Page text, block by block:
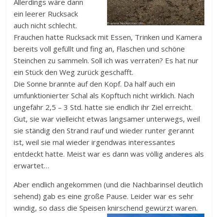
Allerdings wäre dann
ein leerer Rucksack
auch nicht schlecht.
Frauchen hatte Rucksack mit Essen, Trinken und Kamera
bereits voll gefüllt und fing an, Flaschen und schöne
Steinchen zu sammeln. Soll ich was verraten? Es hat nur
ein Stück den Weg zurück geschafft.
Die Sonne brannte auf den Kopf. Da half auch ein
umfunktionierter Schal als Kopftuch nicht wirklich. Nach
ungefähr 2,5 – 3 Std. hatte sie endlich ihr Ziel erreicht.
Gut, sie war vielleicht etwas langsamer unterwegs, weil
sie ständig den Strand rauf und wieder runter gerannt
ist, weil sie mal wieder irgendwas interessantes
entdeckt hatte. Meist war es dann was völlig anderes als
erwartet…
Aber endlich angekommen (und die Nachbarinsel deutlich
sehend) gab es eine große Pause. Leider war es sehr
windig, so dass die Speisen knirschend gewürzt waren.